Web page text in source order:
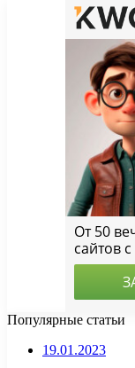
Популярные статьи
19.01.2023